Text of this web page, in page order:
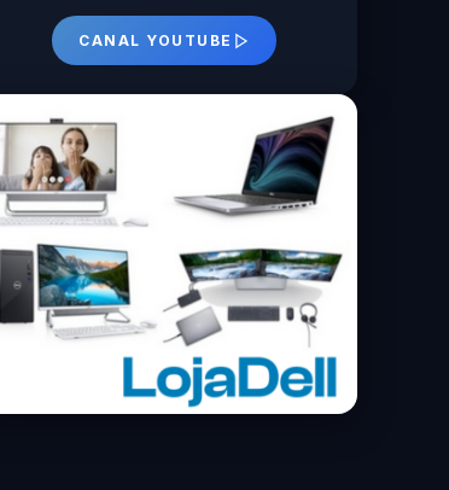
CANAL YOUTUBE